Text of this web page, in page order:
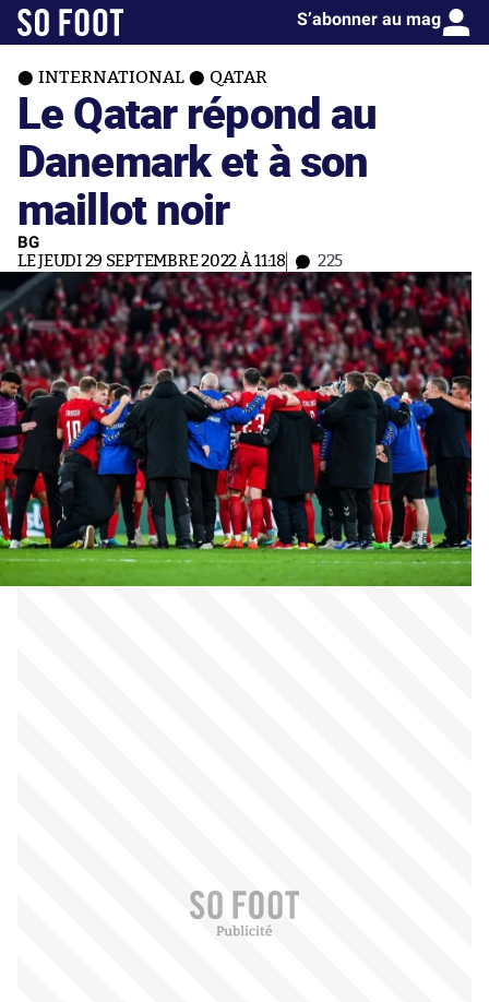
S’abonner au mag
INTERNATIONAL QATAR
Le Qatar répond au
Danemark et à son
maillot noir
BG
LE JEUDI 29 SEPTEMBRE 2022 À 11:18 225